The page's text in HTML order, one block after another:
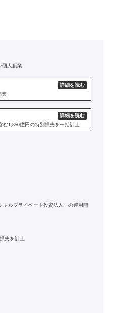
個人創業
詳細を読む
業
詳細を読む
む1,850億円の特別損失を一括計上
ャルプライベート投資法人」の運用開
失を計上